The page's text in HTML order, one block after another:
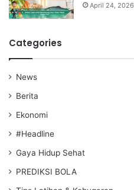
April 24, 2026
Categories
News
Berita
Ekonomi
#Headline
Gaya Hidup Sehat
PREDIKSI BOLA